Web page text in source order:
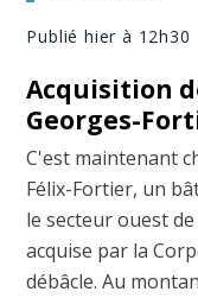
Publié hier à 12h30
Acquisition
Georges-
C'est maintenant
Félix-Fortier, un
le secteur ouest
acquise par la
débâcle. Au